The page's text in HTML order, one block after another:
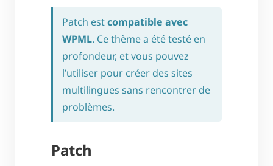
Patch estcompatible avec
WPML. Ce thème a été testé en
profondeur, et vous pouvez
l’utiliser pour créer des sites
multilingues sans rencontrer de
problèmes.
Patch